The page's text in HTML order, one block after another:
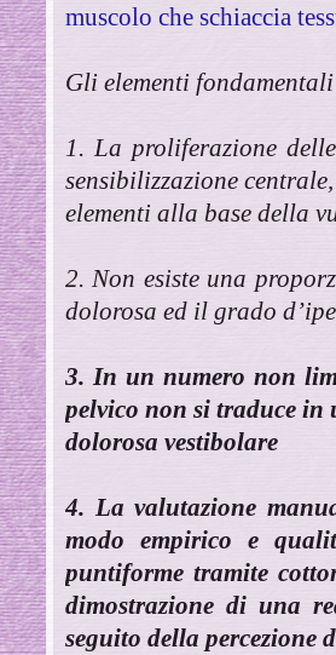
muscolo che schiaccia
Gli elementi
1. La proliferazione
sensibilizzazione
elementi alla base della
2. Non esiste una
dolorosa ed il grado
3. In un numero non
pelvico non si traduce in
dolorosa vestibolare
4. La valutazione
modo empirico e
puntiforme tramite
dimostrazione di una
seguito della percezione